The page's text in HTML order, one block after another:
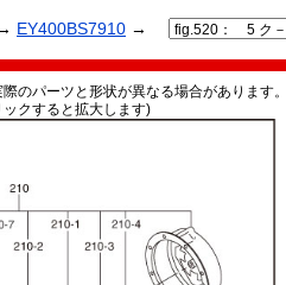
EY400BS7910 →
のパーツと形状が異なる場合があります
クすると拡大します)